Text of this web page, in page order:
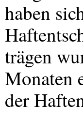
haben
trägen
Monaten
der